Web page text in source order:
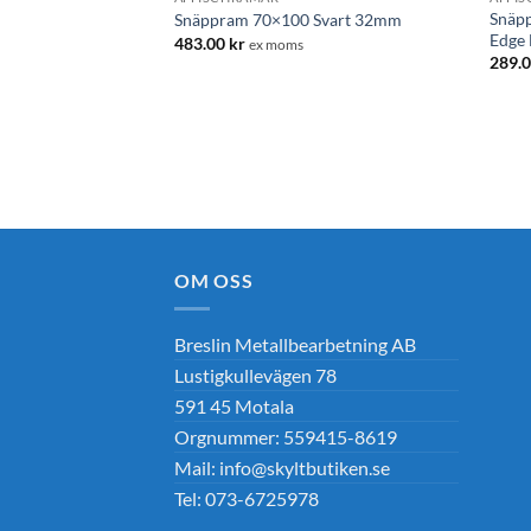
Snäppram 70×100 Svart 32mm
483.00 kr ex moms
OM OSS
Breslin Metallbearbetning AB
Lustigkullevägen 78
591 45 Motala
Orgnummer: 559415-8619
Mail: info@skyltbutiken.se
Tel: 073-6725978